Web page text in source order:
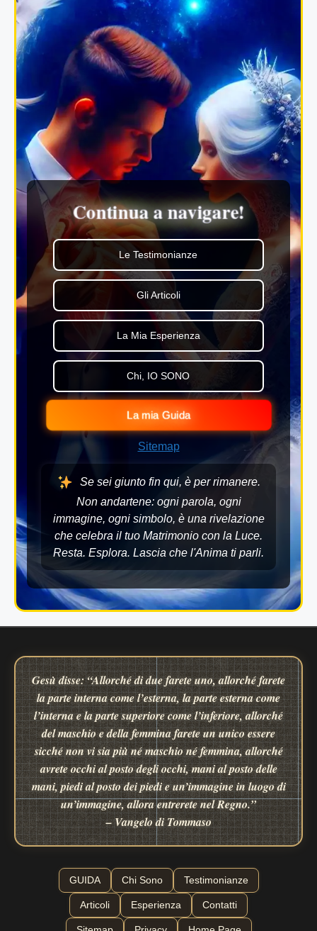
Continua a navigare!
Le Testimonianze
Gli Articoli
La Mia Esperienza
Chi, IO SONO
La mia Guida
Sitemap
Se sei giunto fin qui, è per rimanere.
Non andartene: ogni parola, ogni
immagine, ogni simbolo, è una rivelazione
che celebra il tuo Matrimonio con la Luce.
Resta. Esplora. Lascia che l'Anima ti parli.
Gesù disse: “Allorché di due farete uno, allorché farete
la parte interna come l’esterna, la parte esterna come
l’interna e la parte superiore come l’inferiore, allorché
del maschio e della femmina farete un unico essere
sicché non vi sia più né maschio né femmina, allorché
avrete occhi al posto degli occhi, mani al posto delle
mani, piedi al posto dei piedi e un’immagine in luogo di
un’immagine, allora entrerete nel Regno.”
– Vangelo di Tommaso
GUIDA Chi Sono Testimonianze
Articoli Esperienza Contatti